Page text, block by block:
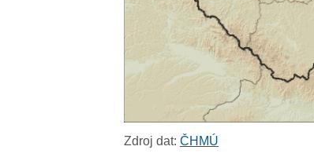
Zdroj dat:ČHMÚ